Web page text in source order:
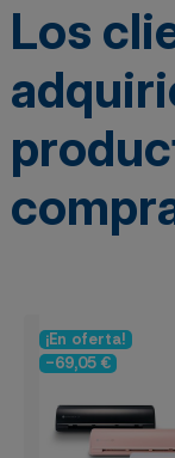
Los
¡En oferta!
-69,05 €